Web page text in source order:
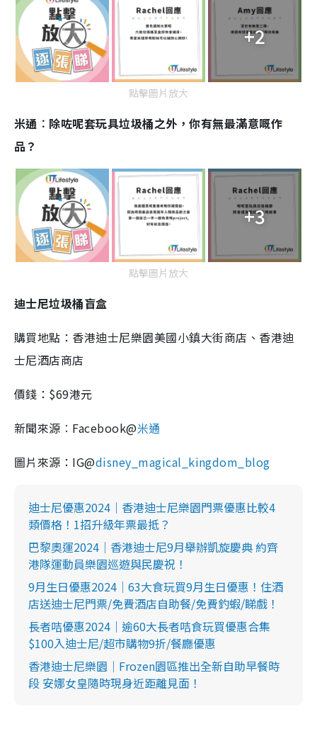
+2
點擊圖片放大
米通︰除咗呢套玩具垃圾桶之外，你有無最滿意嘅作
品？
+3
點擊圖片放大
迪士尼垃圾桶盲盒
購買地點：香港迪士尼樂園美國小鎮大街商店、香港迪
士尼酒店商店
價錢：$69港元
新聞來源︰Facebook@米通
圖片來源：IG@disney_magical_kingdom_blog
迪士尼優惠2024｜香港迪士尼樂園門票優惠比較4
類價格！1招升級年票最抵？
巴黎奧運2024｜香港迪士尼9月舉辦凱旋慶典 約齊
港隊運動員樂園巡遊與民慶祝！
9月生日優惠2024｜63大食玩買9月生日優惠！住酒
店送迪士尼門票/免費酒店自助餐/免費釣蝦/睇戲！
長者咭優惠2024｜逾60大長者咭食玩買優惠合集
$100入迪士尼/超市購物9折/餐廳優惠
香港迪士尼樂園｜Frozen園區推出全新自助早餐時
段 安娜女皇隨時現身近距離見面！